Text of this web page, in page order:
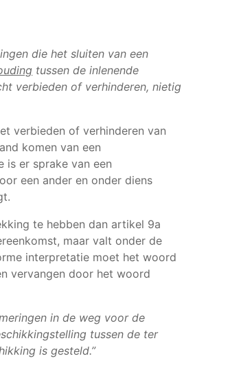
die het sluiten van een
tussen de inlenende
verbieden of verhinderen, nietig
verbieden of verhinderen van
komen van een
is er sprake van een
een ander en onder diens
te hebben dan artikel 9a
maar valt onder de
interpretatie moet het woord
vervangen door het woord
in de weg voor de
tussen de ter
is gesteld.”